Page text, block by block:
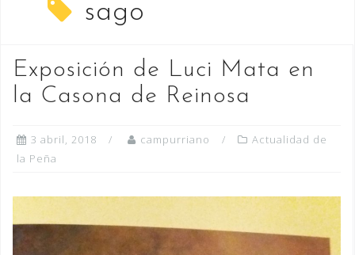
sago
Exposición de Luci Mata en
la Casona de Reinosa
3 abril, 2018 campurriano
Actualidad de
la Peña